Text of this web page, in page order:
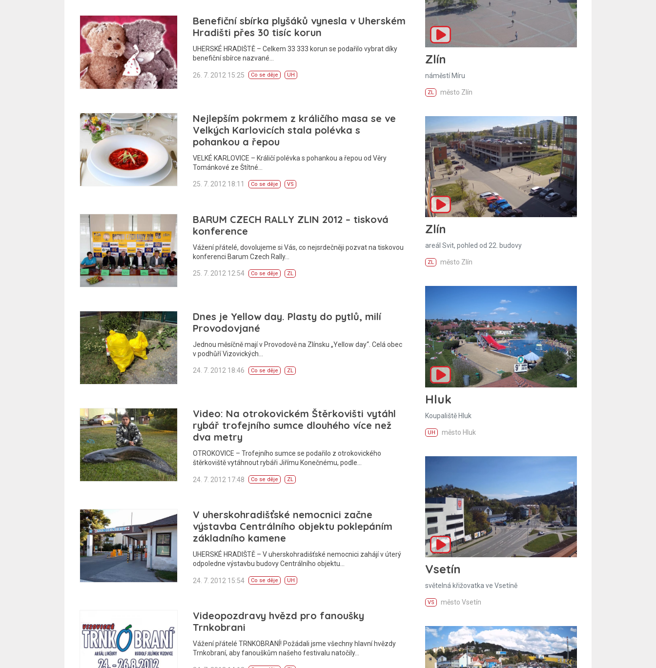
Benefiční sbírka plyšáků vynesla v Uherském
Hradišti přes 30 tisíc korun
UHERSKÉ HRADIŠTĚ – Celkem 33 333 korun se podařilo vybrat díky
benefiční sbírce nazvané…
26. 7. 2012 15:25 Co se děje UH
Nejlepším pokrmem z králičího masa se ve
Velkých Karlovicích stala polévka s
pohankou a řepou
VELKÉ KARLOVICE – Králičí polévka s pohankou a řepou od Věry
Tománkové ze Štítné…
25. 7. 2012 18:11 Co se děje VS
BARUM CZECH RALLY ZLIN 2012 – tisková
konference
Vážení přátelé, dovolujeme si Vás, co nejsrdečněji pozvat na tiskovou
konferenci Barum Czech Rally…
25. 7. 2012 12:54 Co se děje ZL
Dnes je Yellow day. Plasty do pytlů, milí
Provodovjané
Jednou měsíčně mají v Provodově na Zlínsku „Yellow day“. Celá obec
v podhůří Vizovických…
24. 7. 2012 18:46 Co se děje ZL
Video: Na otrokovickém Štěrkovišti vytáhl
rybář trofejního sumce dlouhého více než
dva metry
OTROKOVICE – Trofejního sumce se podařilo z otrokovického
štěrkoviště vytáhnout rybáři Jiřímu Konečnému, podle…
24. 7. 2012 17:48 Co se děje ZL
V uherskohradišťské nemocnici začne
výstavba Centrálního objektu poklepáním
základního kamene
UHERSKÉ HRADIŠTĚ – V uherskohradišťské nemocnici zahájí v úterý
odpoledne výstavbu budovy Centrálního objektu…
24. 7. 2012 15:54 Co se děje UH
Videopozdravy hvězd pro fanoušky
Trnkobrani
Vážení přátelé TRNKOBRANÍ! Požádali jsme všechny hlavní hvězdy
Trnkobraní, aby fanouškům našeho festivalu natočily…
Zlín
náměstí Míru
ZL město Zlín
Zlín
areál Svit, pohled od 22. budovy
ZL město Zlín
Hluk
Koupaliště Hluk
UH město Hluk
Vsetín
světelná křižovatka ve Vsetíně
VS město Vsetín